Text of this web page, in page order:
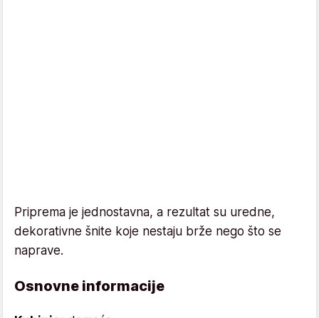
Priprema je jednostavna, a rezultat su uredne,
dekorativne šnite koje nestaju brže nego što se
naprave.
Osnovne informacije